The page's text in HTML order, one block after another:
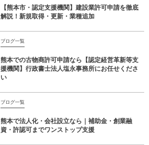
【熊本市・認定支援機関】建設業許可申請を徹底
解説！新規取得・更新・業種追加
ブログ一覧
熊本での古物商許可申請なら【認定経営革新等支
援機関】行政書士法人塩永事務所にお任せくださ
い
ブログ一覧
熊本で法人化・会社設立なら｜補助金・創業融
資・許認可までワンストップ支援